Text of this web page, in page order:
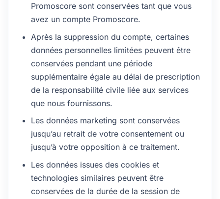
Promoscore sont conservées tant que vous
avez un compte Promoscore.
Après la suppression du compte, certaines
données personnelles limitées peuvent être
conservées pendant une période
supplémentaire égale au délai de prescription
de la responsabilité civile liée aux services
que nous fournissons.
Les données marketing sont conservées
jusqu’au retrait de votre consentement ou
jusqu’à votre opposition à ce traitement.
Les données issues des cookies et
technologies similaires peuvent être
conservées de la durée de la session de